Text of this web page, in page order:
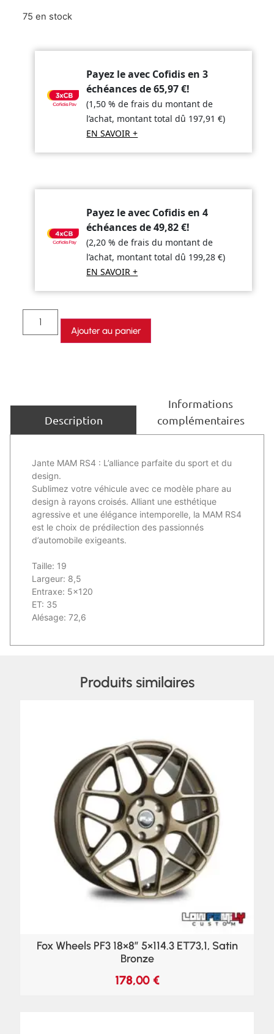
75 en stock
Payez le avec Cofidis en 3
échéances de65,97€!
(1,50 % de frais du montant de
l’achat, montant total dû 197,91€)
EN SAVOIR +
Payez le avec Cofidis en 4
échéances de49,82€!
(2,20 % de frais du montant de
l’achat, montant total dû 199,28€)
EN SAVOIR +
Ajouter au panier
Description
Informations
complémentaires
Jante MAM RS4 : L’alliance parfaite du sport et du
design.
Sublimez votre véhicule avec ce modèle phare au
design à rayons croisés. Alliant une esthétique
agressive et une élégance intemporelle, la MAM RS4
est le choix de prédilection des passionnés
d’automobile exigeants.
Taille: 19
Largeur: 8,5
Entraxe: 5×120
ET: 35
Alésage: 72,6
Produits similaires
Fox Wheels PF3 18×8″ 5×114.3 ET73,1, Satin
Bronze
178,00 €